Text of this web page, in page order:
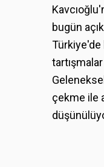
bugün
çekme ile